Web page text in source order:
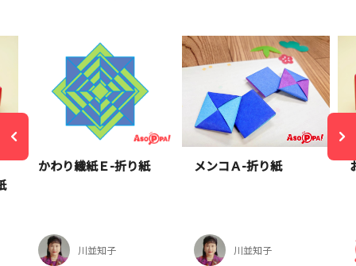
かわり織紙Ｅ-折り紙
川並知子
メンコＡ-折り紙
川並知子